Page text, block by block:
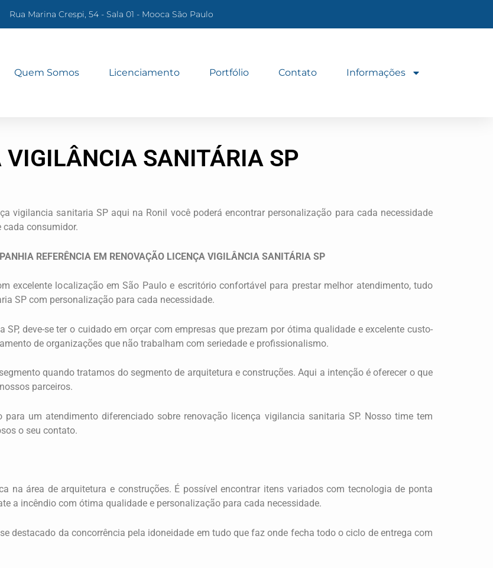
Rua Marina Crespi, 54 - Sala 01 - Mooca São Paulo
Quem Somos Licenciamento Portfólio Contato Informações
VIGILÂNCIA SANITÁRIA SP
vigilancia sanitaria SP aqui na Ronil você poderá encontrar personalização para cada necessidade
consumidor.
REFERÊNCIA EM RENOVAÇÃO LICENÇA VIGILÂNCIA SANITÁRIA SP
excelente localização em São Paulo e escritório confortável para prestar melhor atendimento, tudo
SP com personalização para cada necessidade.
deve-se ter o cuidado em orçar com empresas que prezam por ótima qualidade e excelente custo-
de organizações que não trabalham com seriedade e profissionalismo.
quando tratamos do segmento de arquitetura e construções. Aqui a intenção é oferecer o que
parceiros.
um atendimento diferenciado sobre renovação licença vigilancia sanitaria SP. Nosso time tem
o seu contato.
na área de arquitetura e construções. É possível encontrar itens variados com tecnologia de ponta
a incêndio com ótima qualidade e personalização para cada necessidade.
destacado da concorrência pela idoneidade em tudo que faz onde fecha todo o ciclo de entrega com